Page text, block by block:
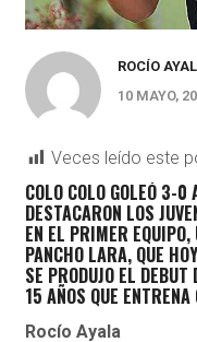
ROCÍO
10 MAYO,
Veces leído este
COLO COLO GOLEÓ 3-0
DESTACARON LOS
EN EL PRIMER EQUIPO,
PANCHO LARA, QUE
SE PRODUJO EL
15 AÑOS QUE
Rocío Ayala